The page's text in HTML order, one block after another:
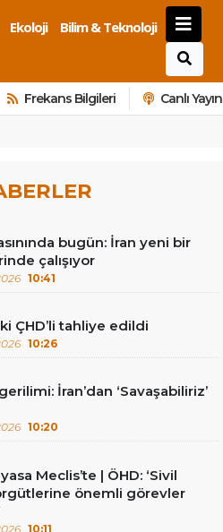
Ekoloji
Bilim & Teknoloji
Frekans Bilgileri Canlı Yayın
bugün: İran yeni bir
çalışıyor
10:41
ÇHD’li tahliye edildi
10:26
İran’dan ‘Savaşabiliriz’
10:20
Meclis’te | ÖHD: ‘Sivil
önemli görevler
10:11